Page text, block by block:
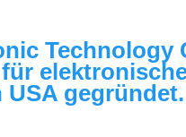
Technology
USA gegründet.